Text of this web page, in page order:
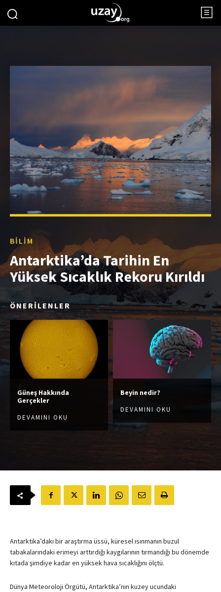
BILIM
Antarktika’da Tarihin En
Yüksek Sıcaklık Rekoru Kırıldı
ÖNERİLENLER
Güneş Hakkında
Gerçekler
DEVAMINI OKU
Beyin nedir?
DEVAMINI OKU
Antarktika’daki bir araştırma üssü, küresel ısınmanın buzul
tabakalarındaki erimeyi arttırdığı kaygılarının tırmandığı bu dönemde
kıtada şimdiye kadar en yüksek hava sıcaklığını ölçtü.
Dünya Meteoroloji Örgütü, Antarktika’nın kuzey ucundaki